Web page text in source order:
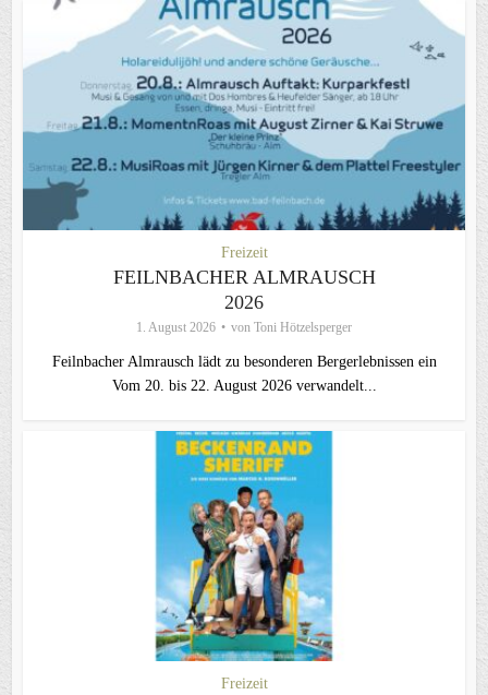
Freizeit
FEILNBACHER ALMRAUSCH
2026
1. August 2026 von Toni Hötzelsperger
Feilnbacher Almrausch lädt zu besonderen Bergerlebnissen ein
Vom 20. bis 22. August 2026 verwandelt...
Freizeit